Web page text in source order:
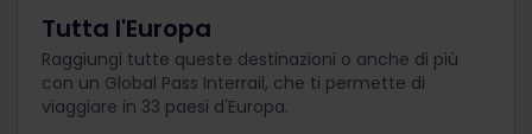
Tutta l'Europa
Raggiungi tutte queste destinazioni o anche di più
con un Global Pass Interrail, che ti permette di
viaggiare in 33 paesi d'Europa.